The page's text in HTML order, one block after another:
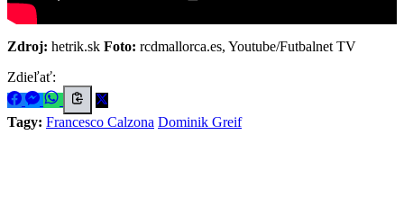
Zdroj: hetrik.sk Foto: rcdmallorca.es, Youtube/Futbalnet TV
Zdieľať:
Tagy: Francesco Calzona Dominik Greif